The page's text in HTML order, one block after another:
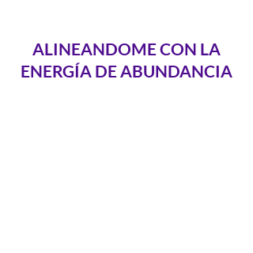
ALINEANDOME CON LA
ENERGÍA DE ABUNDANCIA